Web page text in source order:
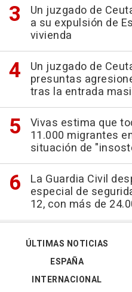
Un juzgado de
a su expulsión de
vivienda
Un juzgado de
presuntas
tras la entrada
Vivas estima que
11.000 migrantes
situación de
La Guardia Civil
especial de
12, con más de
ÚLTIMAS NOTICIAS
ESPAÑA
INTERNACIONAL